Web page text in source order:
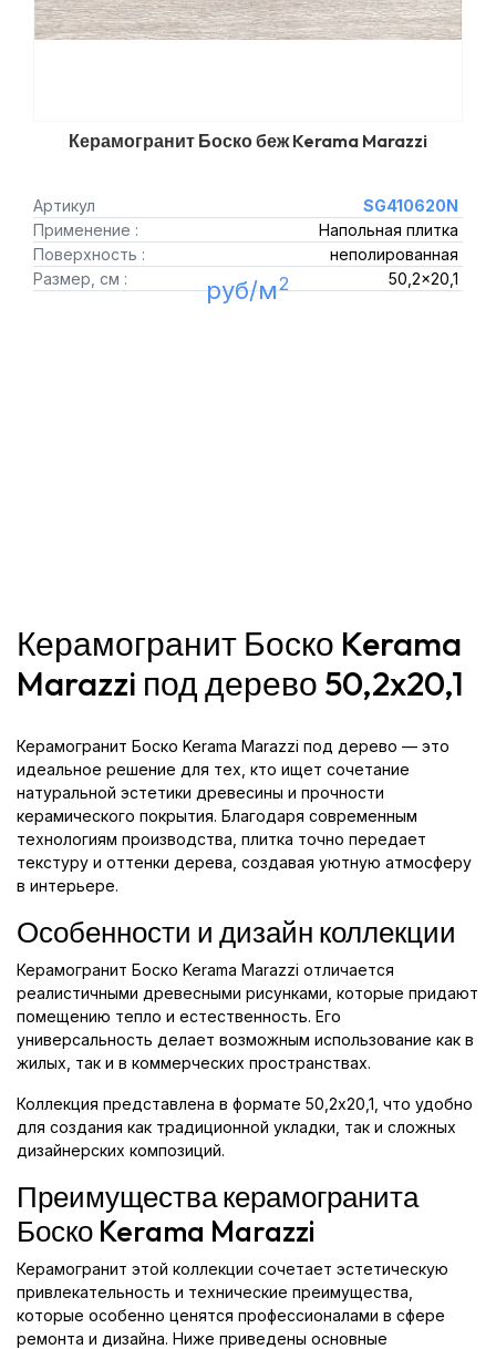
Керамогранит Боско беж Kerama Marazzi
Артикул
SG410620N
Применение :
Напольная плитка
Поверхность :
неполированная
Размер, см :
50,2x20,1
руб/м2
Керамогранит Боско Kerama
Marazzi под дерево 50,2x20,1
Керамогранит Боско Kerama Marazzi под дерево — это
идеальное решение для тех, кто ищет сочетание
натуральной эстетики древесины и прочности
керамического покрытия. Благодаря современным
технологиям производства, плитка точно передает
текстуру и оттенки дерева, создавая уютную атмосферу
в интерьере.
Особенности и дизайн коллекции
Керамогранит Боско Kerama Marazzi отличается
реалистичными древесными рисунками, которые придают
помещению тепло и естественность. Его
универсальность делает возможным использование как в
жилых, так и в коммерческих пространствах.
Коллекция представлена в формате 50,2x20,1, что удобно
для создания как традиционной укладки, так и сложных
дизайнерских композиций.
Преимущества керамогранита
Боско Kerama Marazzi
Керамогранит этой коллекции сочетает эстетическую
привлекательность и технические преимущества,
которые особенно ценятся профессионалами в сфере
ремонта и дизайна. Ниже приведены основные